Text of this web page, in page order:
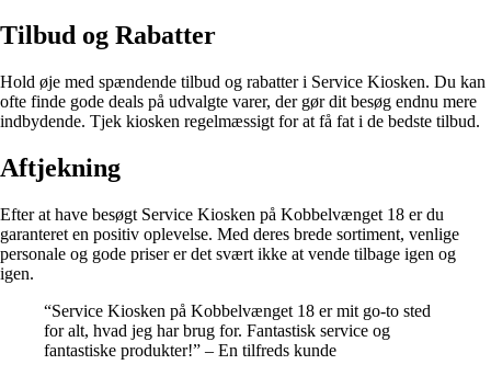
Tilbud og Rabatter
Hold øje med spændende tilbud og rabatter i Service Kiosken. Du kan
ofte finde gode deals på udvalgte varer, der gør dit besøg endnu mere
indbydende. Tjek kiosken regelmæssigt for at få fat i de bedste tilbud.
Aftjekning
Efter at have besøgt Service Kiosken på Kobbelvænget 18 er du
garanteret en positiv oplevelse. Med deres brede sortiment, venlige
personale og gode priser er det svært ikke at vende tilbage igen og
igen.
“Service Kiosken på Kobbelvænget 18 er mit go-to sted
for alt, hvad jeg har brug for. Fantastisk service og
fantastiske produkter!” – En tilfreds kunde